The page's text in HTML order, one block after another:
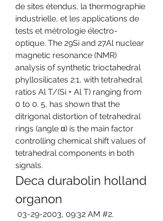
de sites étendus, la thermographie
industrielle, et les applications de
tests et métrologie électro-
optique. The 29Si and 27Al nuclear
magnetic resonance (NMR)
analysis of synthetic trioctahedral
phyllosilicates 2:1, with tetrahedral
ratios Al T/(Si + Al T) ranging from
0 to 0. 5, has shown that the
ditrigonal distortion of tetrahedral
rings (angle α) is the main factor
controlling chemical shift values of
tetrahedral components in both
signals.
Deca durabolin holland
organon